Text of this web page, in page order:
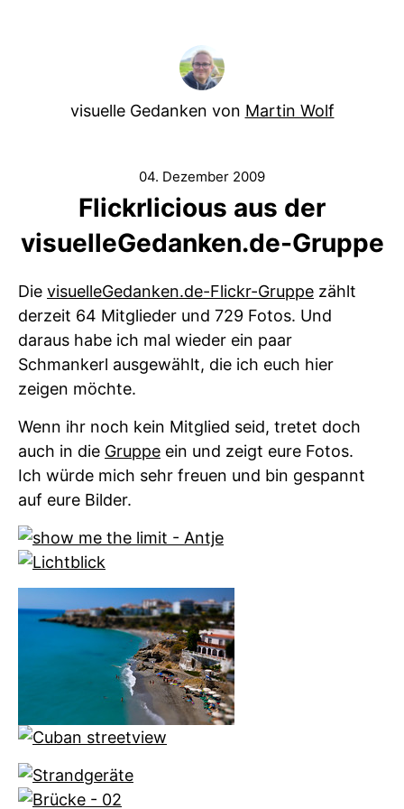
visuelle Gedanken von Martin Wolf
04. Dezember 2009
Flickrlicious aus der
visuelleGedanken.de-Gruppe
Die visuelleGedanken.de-Flickr-Gruppe zählt
derzeit 64 Mitglieder und 729 Fotos. Und
daraus habe ich mal wieder ein paar
Schmankerl ausgewählt, die ich euch hier
zeigen möchte.
Wenn ihr noch kein Mitglied seid, tretet doch
auch in die Gruppe ein und zeigt eure Fotos.
Ich würde mich sehr freuen und bin gespannt
auf eure Bilder.